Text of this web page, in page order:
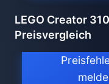
LEGO Creator
Preisvergleich